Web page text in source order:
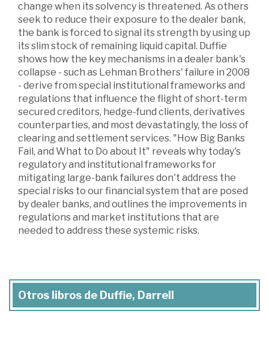
change when its solvency is threatened. As others
seek to reduce their exposure to the dealer bank,
the bank is forced to signal its strength by using up
its slim stock of remaining liquid capital. Duffie
shows how the key mechanisms in a dealer bank's
collapse - such as Lehman Brothers' failure in 2008
- derive from special institutional frameworks and
regulations that influence the flight of short-term
secured creditors, hedge-fund clients, derivatives
counterparties, and most devastatingly, the loss of
clearing and settlement services. "How Big Banks
Fail, and What to Do about It" reveals why today's
regulatory and institutional frameworks for
mitigating large-bank failures don't address the
special risks to our financial system that are posed
by dealer banks, and outlines the improvements in
regulations and market institutions that are
needed to address these systemic risks.
Otros libros de Duffie, Darrell